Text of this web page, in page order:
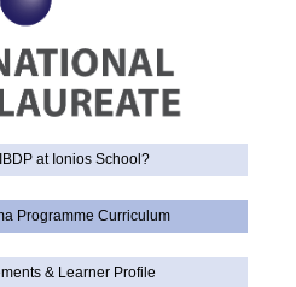
at Ionios School?
Programme Curriculum
& Learner Profile